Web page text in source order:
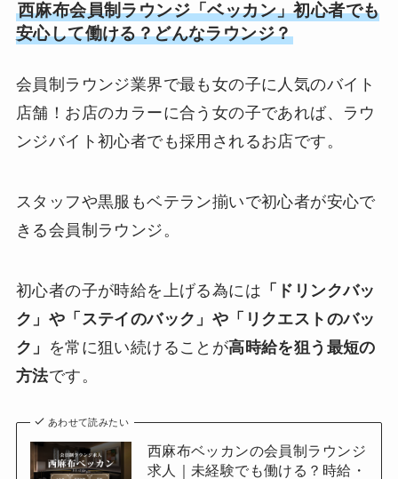
西麻布会員制ラウンジ「ベッカン」初心者でも
安心して働ける？どんなラウンジ？
会員制ラウンジ業界で最も女の子に人気のバイト
店舗！お店のカラーに合う女の子であれば、ラウ
ンジバイト初心者でも採用されるお店です。
スタッフや黒服もベテラン揃いで初心者が安心で
きる会員制ラウンジ。
初心者の子が時給を上げる為には 「ドリンクバッ
ク」や「ステイのバック」や「リクエストのバッ
ク」
を常に狙い続けることが高時給を狙う最短の
方法です。
あわせて読みたい
西麻布ベッカンの会員制ラウンジ
求人｜未経験でも働ける？時給・